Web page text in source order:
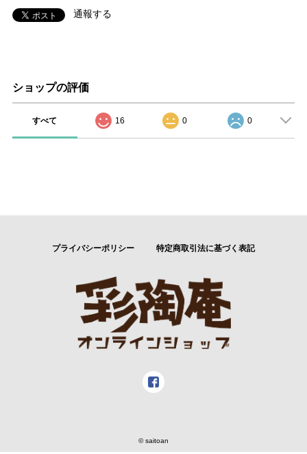
通報する
ショップの評価
すべて 16 0 0
プライバシーポリシー 特定商取引法に基づく表記
© saitoan